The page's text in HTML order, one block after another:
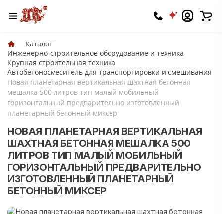
Каталог
Инженерно-строительное оборудование и техника
Крупная строительная техника
Автобетоносмеситель для транспортировки и смешивания
Новая планетарная вертикальная шахтная бетонная
мешалка 500 литров тип малый мобильный
горизонтальный предварительно изготовленный
планетарный бетонный миксер
НОВАЯ ПЛАНЕТАРНАЯ ВЕРТИКАЛЬНАЯ
ШАХТНАЯ БЕТОННАЯ МЕШАЛКА 500
ЛИТРОВ ТИП МАЛЫЙ МОБИЛЬНЫЙ
ГОРИЗОНТАЛЬНЫЙ ПРЕДВАРИТЕЛЬНО
ИЗГОТОВЛЕННЫЙ ПЛАНЕТАРНЫЙ
БЕТОННЫЙ МИКСЕР